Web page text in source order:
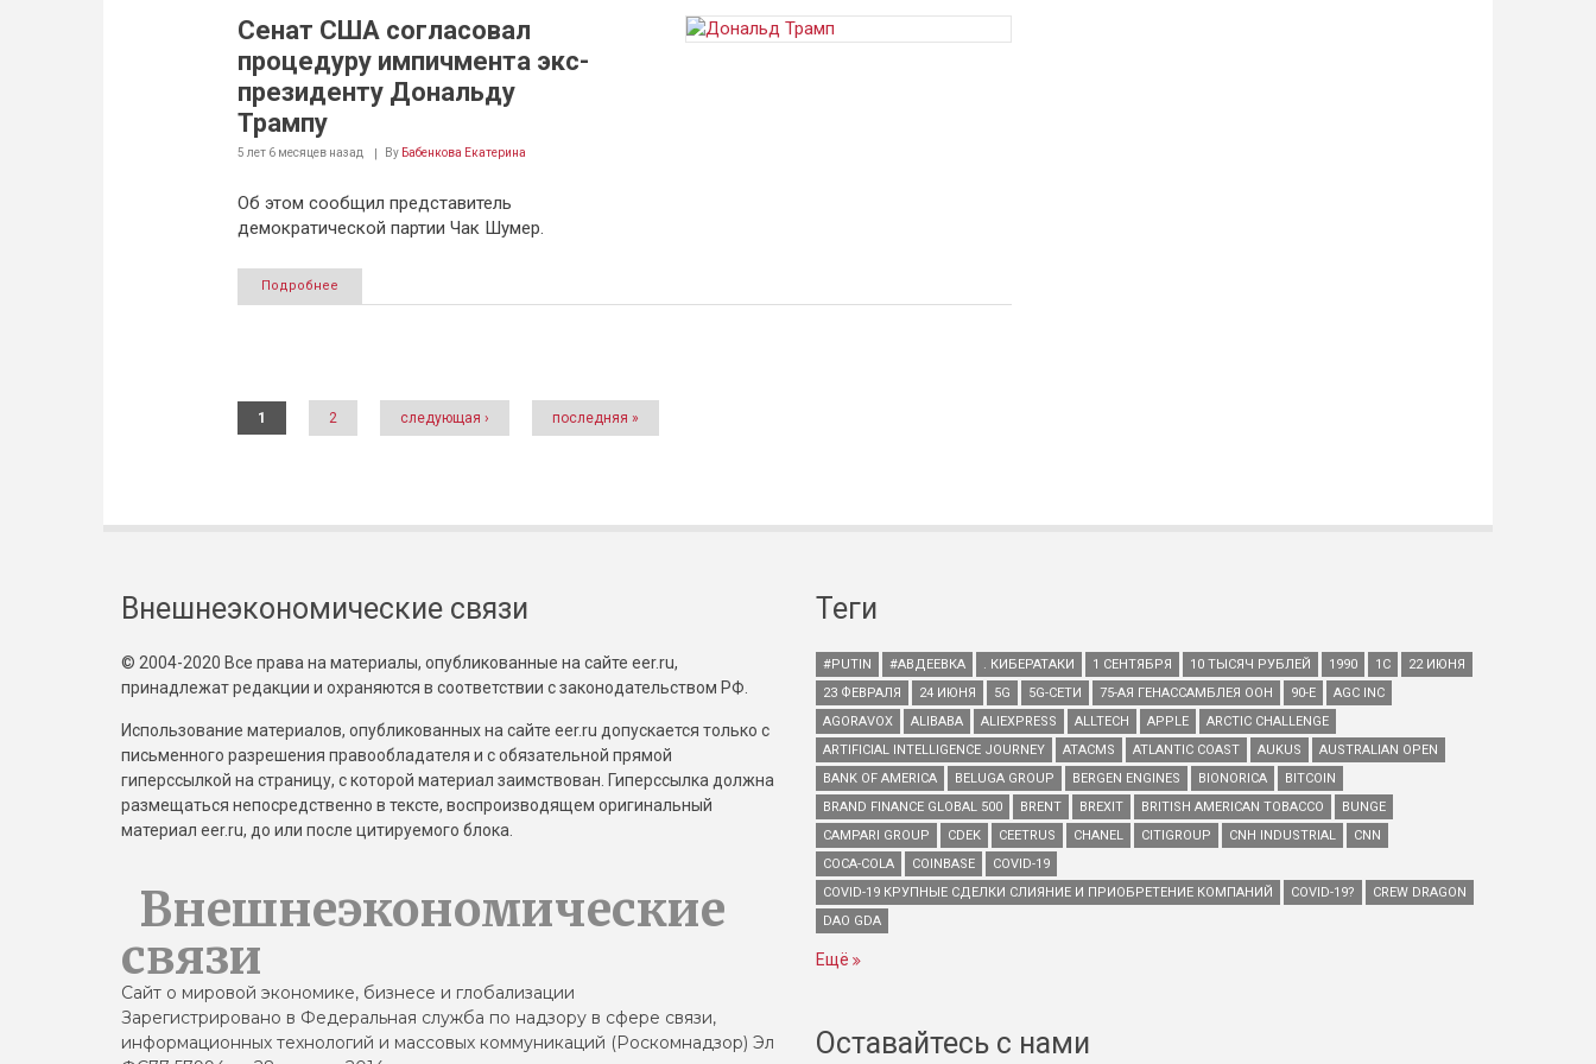
Сенат США согласовал
процедуру импичмента экс-
президенту Дональду
Трампу
5 лет 6 месяцевназад By Бабенкова Екатерина
Об этом сообщил представитель
демократической партии Чак Шумер.
Подробнее
Страницы
1 2 следующая › последняя »
Внешнеэкономические связи
© 2004-2020 Все права на материалы, опубликованные на сайте eer.ru,
принадлежат редакции и охраняются в соответствии с законодательством РФ.
Использование материалов, опубликованных на сайте eer.ru допускается только с
письменного разрешения правообладателя и с обязательной прямой
гиперссылкой на страницу, с которой материал заимствован. Гиперссылка должна
размещаться непосредственно в тексте, воспроизводящем оригинальный
материал eer.ru, до или после цитируемого блока.
Внешнеэкономические
связи
Сайт о мировой экономике, бизнесе и глобализации
Зарегистрировано в Федеральная служба по надзору в сфере связи,
информационных технологий и массовых коммуникаций (Роскомнадзор) Эл
Теги
#PUTIN #АВДЕЕВКА . КИБЕРАТАКИ 1 СЕНТЯБРЯ 10 ТЫСЯЧ РУБЛЕЙ 1990 1С
22 ИЮНЯ
23 ФЕВРАЛЯ
24 ИЮНЯ 5G 5G-СЕТИ 75-АЯ ГЕНАССАМБЛЕЯ ООН 90-Е
AGC INC
AGORAVOX
ALIBABA ALIEXPRESS ALLTECH APPLE
ARCTIC CHALLENGE
ARTIFICIAL INTELLIGENCE JOURNEY
ATACMS ATLANTIC COAST AUKUS
AUSTRALIAN OPEN
BANK OF AMERICA
BELUGA GROUP BERGEN ENGINES BIONORICA
BITCOIN
BRAND FINANCE GLOBAL 500
BRENT BREXIT BRITISH AMERICAN TOBACCO
BUNGE
CAMPARI GROUP
CDEK CEETRUS CHANEL CITIGROUP CNH INDUSTRIAL
CNN
COCA-COLA
COINBASE
COVID-19
COVID-19 КРУПНЫЕ СДЕЛКИ СЛИЯНИЕ И ПРИОБРЕТЕНИЕ КОМПАНИЙ
COVID-19?
CREW DRAGON
DAO GDA
Ещё
Оставайтесь с нами